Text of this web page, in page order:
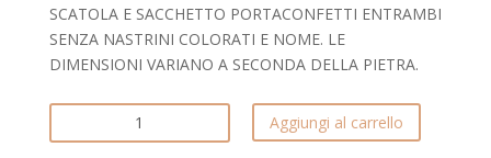
SCATOLA E SACCHETTO PORTACONFETTI ENTRAMBI
SENZA NASTRINI COLORATI E NOME. LE
DIMENSIONI VARIANO A SECONDA DELLA PIETRA.
PIETRA
Aggiungi al carrello